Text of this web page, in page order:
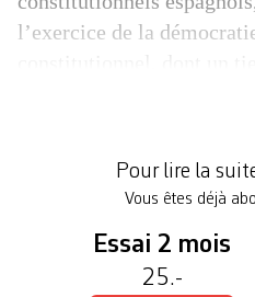
l’exercice de la
comptes, sans activité
Pour lire la
Vous êtes déjà
Essai 2 mois
25.-